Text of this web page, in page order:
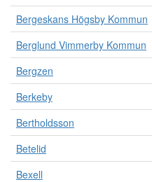
a
e
e
s
m
Bergeskans Högsby Kommun
Berglund Vimmerby Kommun
Bergzen
Berkeby
Bertholdsson
Betelid
Bexell